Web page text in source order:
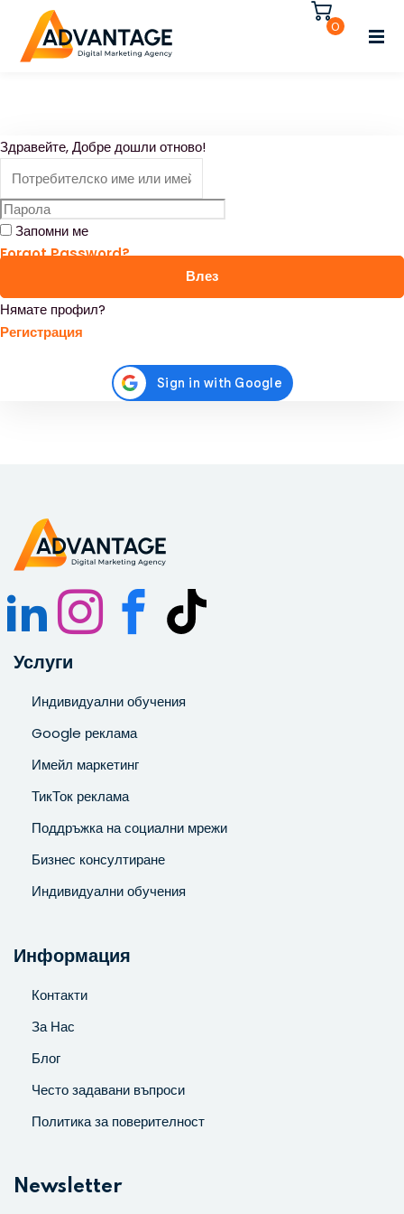
0
Здравейте, Добре дошли отново!
Запомни ме
Forgot Password?
Влез
Нямате профил?
Регистрация
Услуги
Индивидуални обучения
Google реклама
Имейл маркетинг
ТикТок реклама
Поддръжка на социални мрежи
Бизнес консултиране
Индивидуални обучения
Информация
Контакти
За Нас
Блог
Често задавани въпроси
Политика за поверителност
Newsletter
Регистрирайте се
Вече имате акаунт?